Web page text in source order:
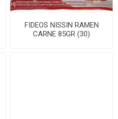
FIDEOS NISSIN RAMEN
CARNE 85GR (30)